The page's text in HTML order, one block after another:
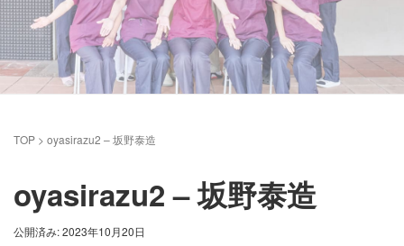
TOP > oyasirazu2 – 坂野泰造
oyasirazu2 – 坂野泰造
公開済み: 2023年10月20日